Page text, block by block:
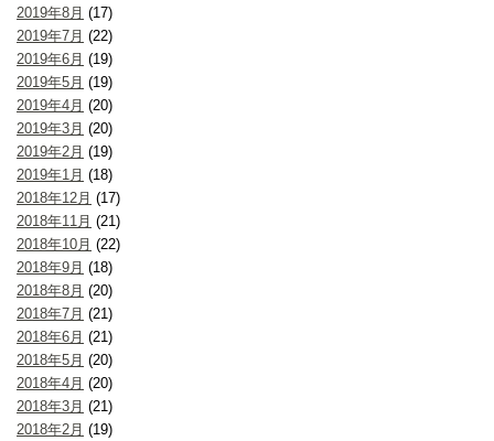
2019年8月 (17)
2019年7月 (22)
2019年6月 (19)
2019年5月 (19)
2019年4月 (20)
2019年3月 (20)
2019年2月 (19)
2019年1月 (18)
2018年12月 (17)
2018年11月 (21)
2018年10月 (22)
2018年9月 (18)
2018年8月 (20)
2018年7月 (21)
2018年6月 (21)
2018年5月 (20)
2018年4月 (20)
2018年3月 (21)
2018年2月 (19)